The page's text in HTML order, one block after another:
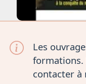
Les
formations.
contacter à